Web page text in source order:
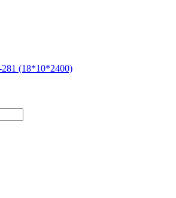
281 (18*10*2400)